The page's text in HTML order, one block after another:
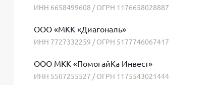
ИНН 6658499608 / ОГРН 1176658028887
ООО «МКК «Диагональ»
ИНН 7727332259 / ОГРН 5177746067417
ООО МКК «ПомогайКа Инвест»
ИНН 5507255527 / ОГРН 1175543021444